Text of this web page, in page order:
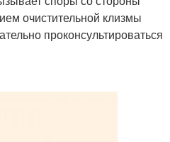
очистительной клизмы
проконсультироваться